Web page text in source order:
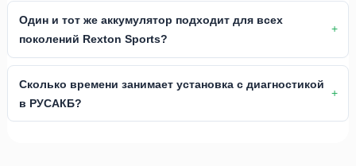
Один и тот же аккумулятор подходит для всех
поколений Rexton Sports?
Сколько времени занимает установка с диагностикой
в РУСАКБ?